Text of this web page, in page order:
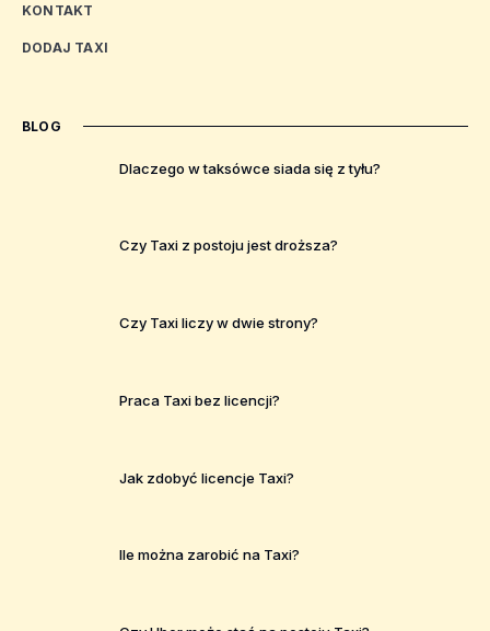
KONTAKT
DODAJ TAXI
BLOG
Dlaczego w taksówce siada się z tyłu?
Czy Taxi z postoju jest droższa?
Czy Taxi liczy w dwie strony?
Praca Taxi bez licencji?
Jak zdobyć licencje Taxi?
Ile można zarobić na Taxi?